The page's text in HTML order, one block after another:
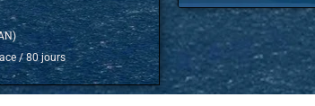
/ 80 jours